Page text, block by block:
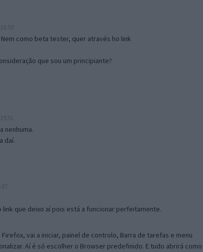
como beta tester, quer através ho link
que sou um principiante?
nenhuma.
daí.
que deixo aí pois está a funcionar perfeitamente.
vai a iniciar, painel de controlo, Barra de tarefas e menu
Aí é só escolher o Browser predefinido. E tudo abrirá como